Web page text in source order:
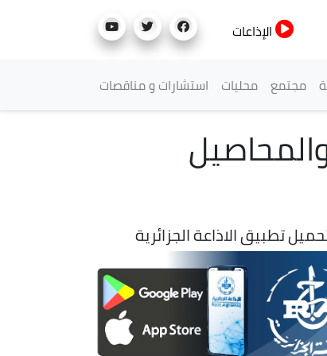
الإذاعات
مجتمع محليات استشارات و مناقصات
تطبيق الاذاعة الجزائرية